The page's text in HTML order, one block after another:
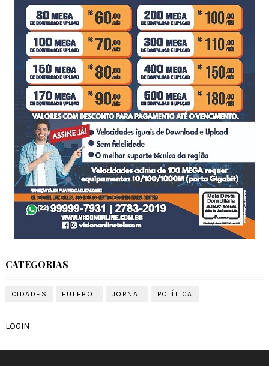
CATEGORIAS
CIDADES FUTEBOL JORNAL POLÍTICA
LOGIN